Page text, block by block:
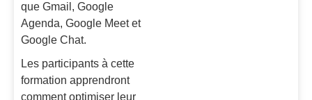
que Gmail, Google
Agenda, Google Meet et
Google Chat.
Les participants à cette
formation apprendront
comment optimiser leur